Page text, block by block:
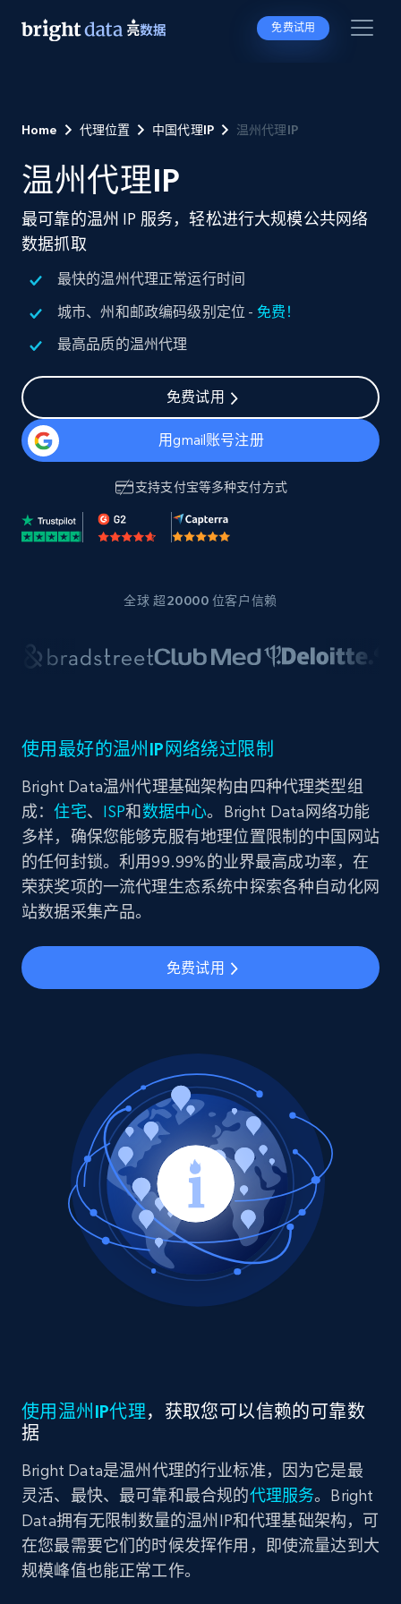
免费试用
Home 代理位置 中国代理IP 温州代理IP
温州代理IP
最可靠的温州 IP 服务，轻松进行大规模公共网络
数据抓取
最快的温州代理正常运行时间
城市、州和邮政编码级别定位 - 免费！
最高品质的温州代理
免费试用
用gmail账号注册
支持支付宝等多种支付方式
全球 超20000 位客户信赖
使用最好的温州IP网络绕过限制
Bright Data温州代理基础架构由四种代理类型组
成：住宅、 ISP和 数据中心。Bright Data网络功能
多样，确保您能够克服有地理位置限制的中国网站
的任何封锁。利用99.99%的业界最高成功率，在
荣获奖项的一流代理生态系统中探索各种自动化网
站数据采集产品。
免费试用
使用温州IP代理，获取您可以信赖的可靠数
据
Bright Data是温州代理的行业标准，因为它是最
灵活、最快、最可靠和最合规的代理服务。Bright
Data拥有无限制数量的温州IP和代理基础架构，可
在您最需要它们的时候发挥作用，即使流量达到大
规模峰值也能正常工作。